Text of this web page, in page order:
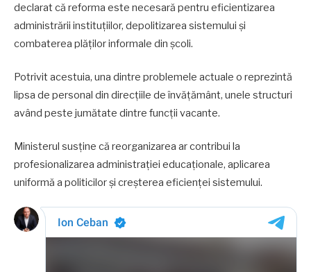
declarat că reforma este necesară pentru eficientizarea
administrării instituțiilor, depolitizarea sistemului și
combaterea plăților informale din școli.
Potrivit acestuia, una dintre problemele actuale o reprezintă
lipsa de personal din direcțiile de învățământ, unele structuri
având peste jumătate dintre funcții vacante.
Ministerul susține că reorganizarea ar contribui la
profesionalizarea administrației educaționale, aplicarea
uniformă a politicilor și creșterea eficienței sistemului.